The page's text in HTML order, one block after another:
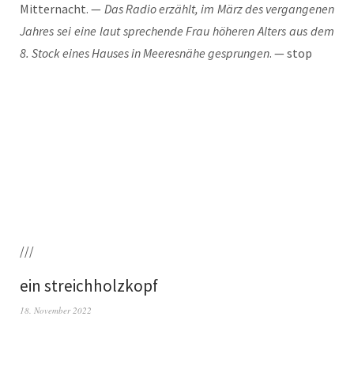
Mit­ter­nacht. — Das Radio erzählt, im März des ver­gan­ge­nen
Jah­res sei eine laut spre­chen­de Frau höhe­ren Alters aus dem
8. Stock eines Hau­ses in Mee­res­nä­he gesprun­gen. — stop
///
ein streichholzkopf
18. November 2022